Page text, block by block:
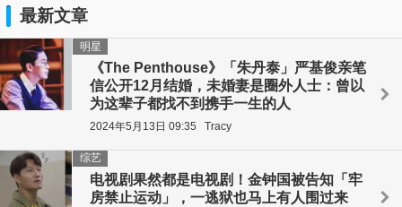
最新文章
《The Penthouse》「朱丹泰」严基俊亲笔
信公开12月结婚，未婚妻是圈外人士：曾以
为这辈子都找不到携手一生的人
明星
2024年5月13日 09:35 Tracy
电视剧果然都是电视剧！金钟国被告知「牢
房禁止运动」，一逃狱也马上有人围过来
综艺